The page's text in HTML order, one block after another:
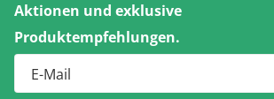
Aktionen und exklusive
Produktempfehlungen.